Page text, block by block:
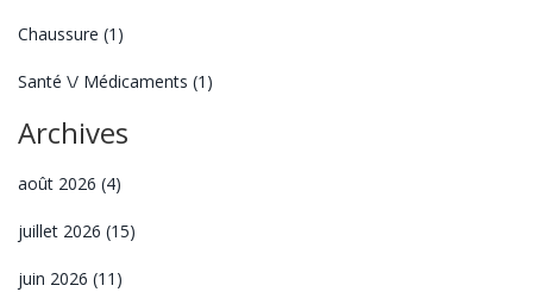
Chaussure (1)
Santé \/ Médicaments (1)
Archives
août 2026 (4)
juillet 2026 (15)
juin 2026 (11)